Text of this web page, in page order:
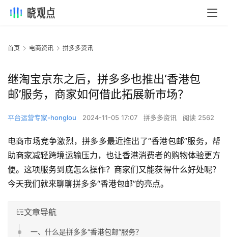
首页 电商资讯 拼多多资讯
继淘宝京东之后，拼多多也推出‘香港包
邮’服务，商家如何借此拓展新市场？
平台运营专家-honglou 2024-11-05 17:07 拼多多资讯 阅读 2562
电商市场竞争激烈，拼多多最近推出了“香港包邮”服务，帮
助商家减轻跨境运输压力，也让香港消费者的购物体验更方
便。这项服务到底怎么操作？商家们又能获得什么好处呢？
今天我们就来聊聊拼多多“香港包邮”的亮点。
文章导航
一、什么是拼多多“香港包邮”服务？